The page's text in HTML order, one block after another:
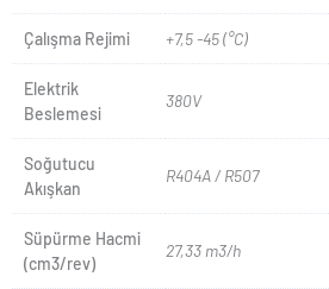
Çalışma Rejimi +7,5 -45 (°C)
Elektrik
Beslemesi
380V
Soğutucu
Akışkan
R404A / R507
Süpürme Hacmi
(cm3/rev)
27,33 m3/h